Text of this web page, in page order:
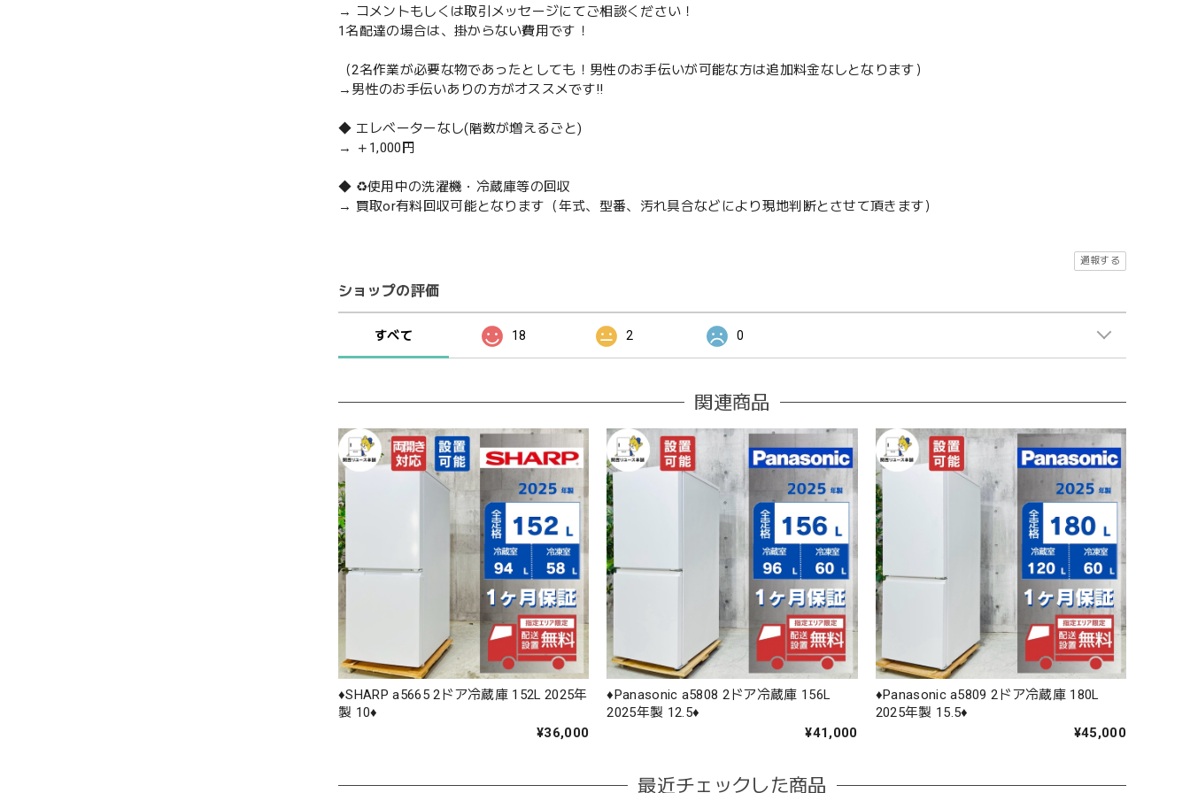
→ コメントもしくは取引メッセージにてご相談ください！
1名配達の場合は、掛からない費用です！
（2名作業が必要な物であったとしても！男性のお手伝いが可能な方は追加料金なしとなります）
→男性のお手伝いありの方がオススメです‼️
◆ エレベーターなし(階数が増えるごと)
→ ＋1,000円
◆ ♻️使用中の洗濯機・冷蔵庫等の回収
→ 買取or有料回収可能となります（年式、型番、汚れ具合などにより現地判断とさせて頂きます）
通報する
ショップの評価
すべて 18 2 0
関連商品
♦️SHARP a5665 2ドア冷蔵庫 152L 2025年
製 10♦️
¥36,000
♦️Panasonic a5808 2ドア冷蔵庫 156L
2025年製 12.5♦️
¥41,000
♦️Panasonic a5809 2ドア冷蔵庫 180L
2025年製 15.5♦️
¥45,000
最近チェックした商品